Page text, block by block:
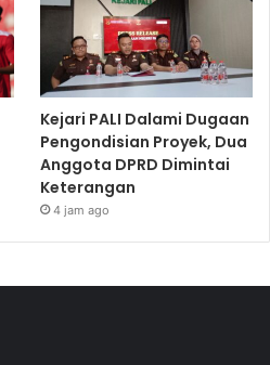
Kejari PALI Dalami Dugaan
Pengondisian Proyek, Dua
Anggota DPRD Dimintai
Keterangan
4 jam ago